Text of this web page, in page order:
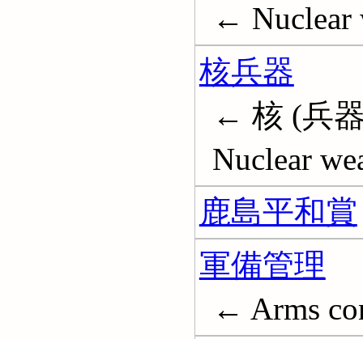
← Nuclear
核兵器
← 核 (兵
Nuclear
鹿島平和賞
軍備管理
← Arms